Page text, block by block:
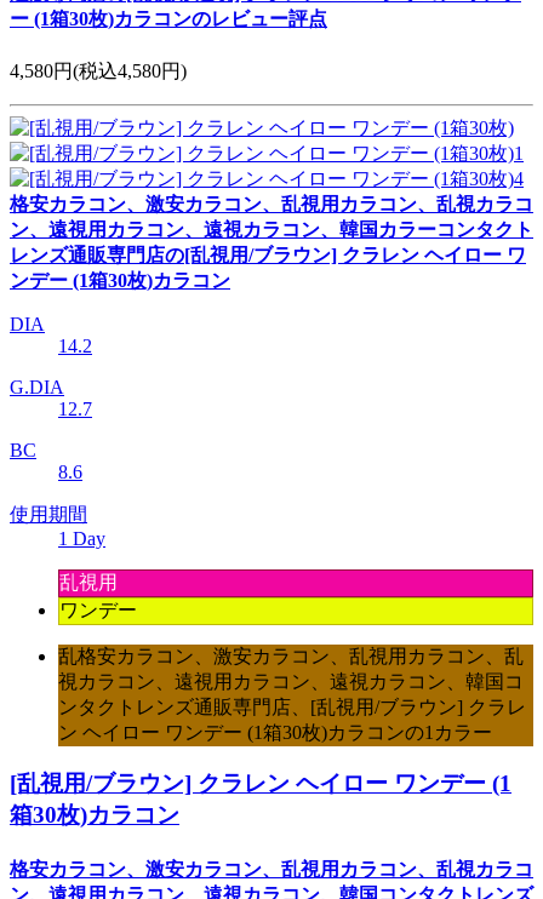
ー (1箱30枚)カラコンのレビュー評点
4,580円(税込4,580円)
格安カラコン、激安カラコン、乱視用カラコン、乱視カラコ
ン、遠視用カラコン、遠視カラコン、韓国カラーコンタクト
レンズ通販専門店の[乱視用/ブラウン] クラレン ヘイロー ワ
ンデー (1箱30枚)カラコン
DIA
14.2
G.DIA
12.7
BC
8.6
使用期間
1 Day
乱視用
ワンデー
乱格安カラコン、激安カラコン、乱視用カラコン、乱
視カラコン、遠視用カラコン、遠視カラコン、韓国コ
ンタクトレンズ通販専門店、[乱視用/ブラウン] クラレ
ン ヘイロー ワンデー (1箱30枚)カラコンの1カラー
[乱視用/ブラウン] クラレン ヘイロー ワンデー (1
箱30枚)カラコン
格安カラコン、激安カラコン、乱視用カラコン、乱視カラコ
ン、遠視用カラコン、遠視カラコン、韓国コンタクトレンズ